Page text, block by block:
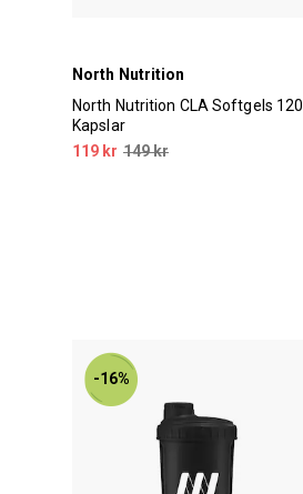
North Nutrition
North Nutrition CLA Softgels 120
Kapslar
119 kr 149 kr
-16%